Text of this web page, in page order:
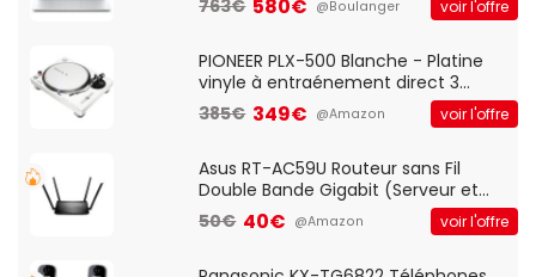
And Play, Confortable, Taille
QWERTY UK - Noir
763€ 580€ @Boulanger voir l'offre
PIONEER PLX-500 Blanche - Platine
vinyle à entraénement direct 3
vitesses (33-45-78 trs/min) avec
pre-ampli intégré et port USB
385€ 349€ @Amazon voir l'offre
Asus RT-AC59U Routeur sans Fil
Double Bande Gigabit (Serveur et
Client VPN, Triple Vlan, Mode Point
d'accès et Bridge, contrôle Parental,
50€ 40€ @Amazon voir l'offre